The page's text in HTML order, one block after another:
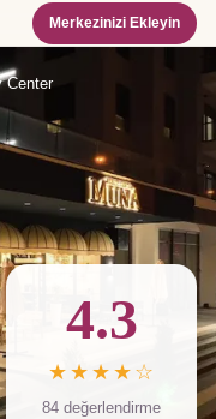
Merkezinizi Ekleyin
Center
4.3
★★★★☆
84 değerlendirme